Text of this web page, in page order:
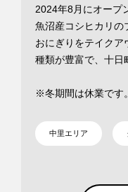
2024年8月にオープ
魚沼産コシヒカリの
おにぎりをテイクア
種類が豊富で、十日
※冬期間は休業です
中里エリア